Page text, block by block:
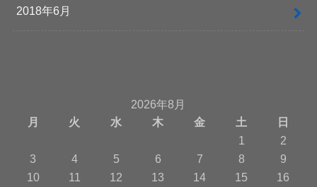
2018年6月
2026年8月
月
火 水 木 金 土
日
1
2
3
4 5 6 7 8
9
10
11 12 13 14 15 16